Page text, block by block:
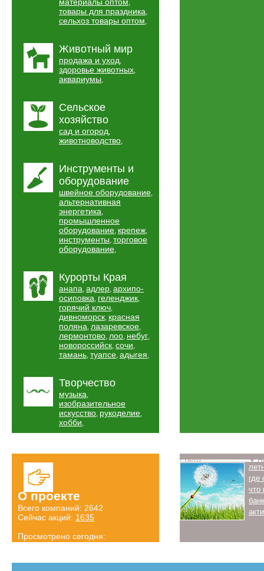
,
товары для праздника,
сельхоз товары оптом,
Животный мир
продажа и уход,
здоровье животных,
аквариумы,
Сельское
хозяйство
сад и огород,
животноводство,
Инструменты и
оборудование
швейное оборудование,
альтернативная
энергетика,
промышленное
оборудование, крепеж,
инструменты, торговое
оборудование,
Курорты Края
анапа, адлер, архипо-
осиповка, геленджик,
горячий ключ,
дивноморск, красная
поляна, лазаревское,
лермонтово, лоо, небуг,
новороссийск, сочи,
тамань, туапсе, адыгея,
Творчество
музыка,
изобразительное
искусство, рукоделие,
хобби,
О проекте
Всего компаний: 2642
Сейчас акций: 1635
Просмотрено сегодня:
Лето
где
что